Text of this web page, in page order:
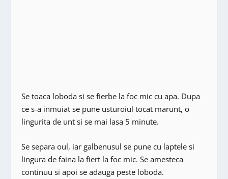
Se toaca loboda si se fierbe la foc mic cu apa. Dupa
ce s-a inmuiat se pune usturoiul tocat marunt, o
lingurita de unt si se mai lasa 5 minute.
Se separa oul, iar galbenusul se pune cu laptele si
lingura de faina la fiert la foc mic. Se amesteca
continuu si apoi se adauga peste loboda.